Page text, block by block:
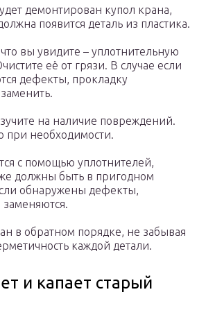
демонтирован купол крана,
появится деталь из пластика.
вы увидите – уплотнительную
её от грязи. В случае если
дефекты, прокладку
на наличие повреждений.
при необходимости.
с помощью уплотнителей,
должны быть в пригодном
обнаружены дефекты,
в обратном порядке, не забывая
каждой детали.
и капает старый